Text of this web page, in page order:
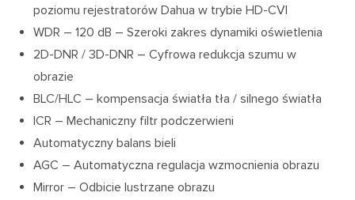
poziomu rejestratorów Dahua w trybie HD-CVI
WDR – 120 dB – Szeroki zakres dynamiki oświetlenia
2D-DNR / 3D-DNR – Cyfrowa redukcja szumu w
obrazie
BLC/HLC – kompensacja światła tła / silnego światła
ICR – Mechaniczny filtr podczerwieni
Automatyczny balans bieli
AGC – Automatyczna regulacja wzmocnienia obrazu
Mirror – Odbicie lustrzane obrazu